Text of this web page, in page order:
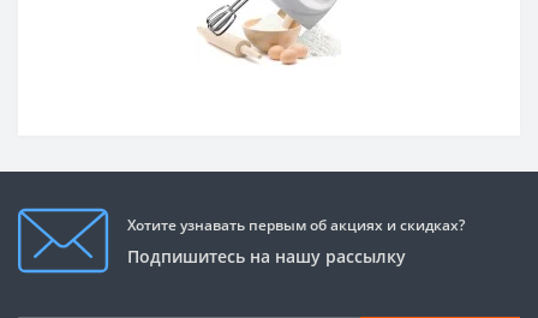
Хотите узнавать первым об акциях и скидках?
Подпишитесь на нашу рассылку